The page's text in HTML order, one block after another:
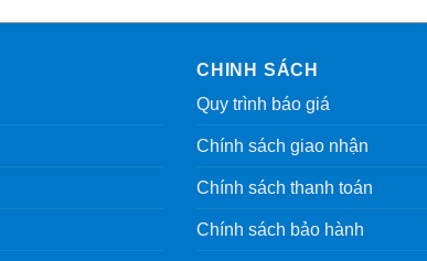
CHINH SÁCH
Quy trình báo giá
Chính sách giao nhận
Chính sách thanh toán
Chính sách bảo hành